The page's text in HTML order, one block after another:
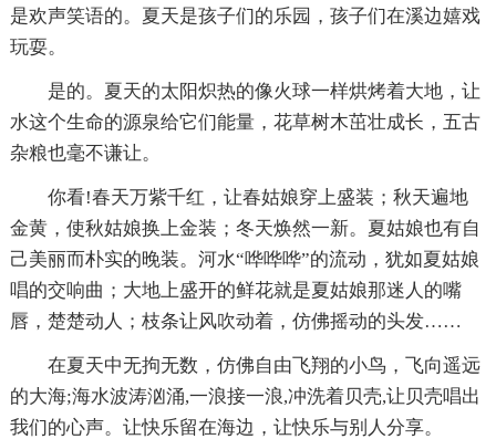
是欢声笑语的。夏天是孩子们的乐园，孩子们在溪边嬉戏
玩耍。
是的。夏天的太阳炽热的像火球一样烘烤着大地，让
水这个生命的源泉给它们能量，花草树木茁壮成长，五古
杂粮也毫不谦让。
你看!春天万紫千红，让春姑娘穿上盛装；秋天遍地
金黄，使秋姑娘换上金装；冬天焕然一新。夏姑娘也有自
己美丽而朴实的晚装。河水“哗哗哗”的流动，犹如夏姑娘
唱的交响曲；大地上盛开的鲜花就是夏姑娘那迷人的嘴
唇，楚楚动人；枝条让风吹动着，仿佛摇动的头发……
在夏天中无拘无数，仿佛自由飞翔的小鸟，飞向遥远
的大海;海水波涛汹涌,一浪接一浪,冲洗着贝壳,让贝壳唱出
我们的心声。让快乐留在海边，让快乐与别人分享。